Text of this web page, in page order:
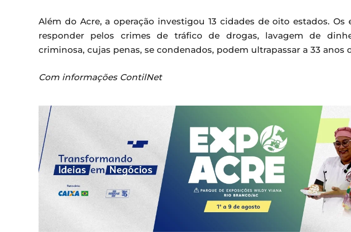
Além do Acre, a operação investigou 13 cidades de oito estados. Os
responder pelos crimes de tráfico de drogas, lavagem de
criminosa, cujas penas, se condenados, podem ultrapassar a 33 anos
Com informações ContilNet